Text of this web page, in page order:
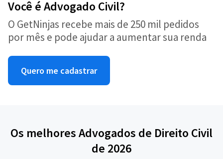
Você é Advogado Civil?
O GetNinjas recebe mais de 250 mil pedidos
por mês e pode ajudar a aumentar sua renda
Quero me cadastrar
Os melhores Advogados de Direito Civil
de 2026